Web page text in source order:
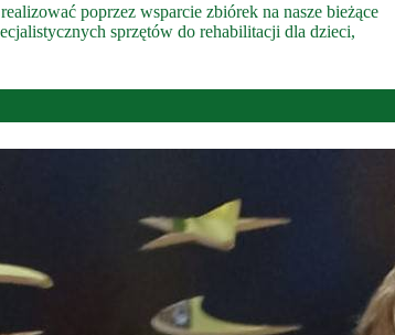
poprzez wsparcie zbiórek na nasze bieżące
sprzętów do rehabilitacji dla dzieci,